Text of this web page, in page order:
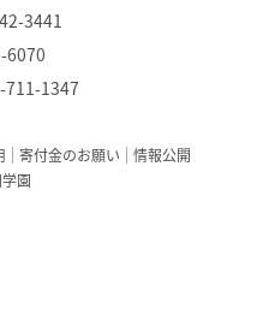
3441
6070
711-1347
寄付金のお願い
情報公開
園